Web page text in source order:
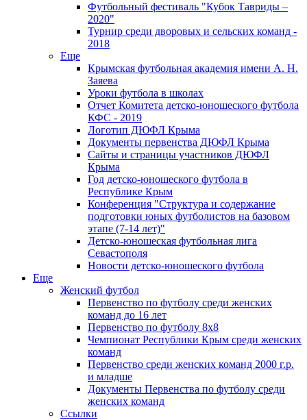
Футбольный фестиваль "Кубок Тавриды –
2020"
Турнир среди дворовых и сельских команд -
2018
Еще
Крымская футбольная академия имени А. Н.
Заяева
Уроки футбола в школах
Отчет Комитета детско-юношеского футбола
КФС - 2019
Логотип ДЮФЛ Крыма
Документы первенства ДЮФЛ Крыма
Сайты и страницы участников ДЮФЛ
Крыма
Год детско-юношеского футбола в
Республике Крым
Конференция "Структура и содержание
подготовки юных футболистов на базовом
этапе (7-14 лет)"
Детско-юношеская футбольная лига
Севастополя
Новости детско-юношеского футбола
Еще
Женский футбол
Первенство по футболу среди женских
команд до 16 лет
Первенство по футболу 8х8
Чемпионат Республики Крым среди женских
команд
Первенство среди женских команд 2000 г.р.
и младше
Документы Первенства по футболу среди
женских команд
Ссылки